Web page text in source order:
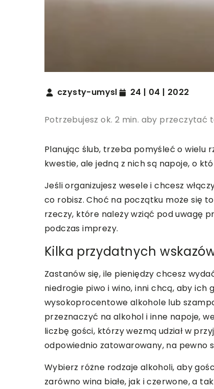
czysty-umysl 24 | 04 | 2022
Potrzebujesz ok. 2 min. aby przeczytać
Planując ślub, trzeba pomyśleć o wielu
kwestie, ale jedną z nich są napoje, o
Jeśli organizujesz wesele i chcesz
co robisz. Choć na początku może się
rzeczy, które należy wziąć pod uwagę
podczas imprezy.
Kilka przydatnych
Zastanów się, ile pieniędzy chcesz
niedrogie piwo i wino, inni chcą, aby ich
wysokoprocentowe alkohole lub
przeznaczyć na alkohol i inne napoje,
liczbę gości, którzy wezmą udział w
odpowiednio zatowarowany, na pewno
Wybierz różne rodzaje alkoholi, aby
zarówno wina białe, jak i czerwone, a